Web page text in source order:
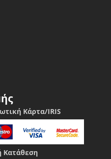
Κάρτα/IRIS
Κατάθεση